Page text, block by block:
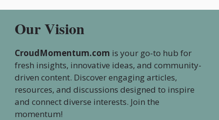
Our Vision
CroudMomentum.com is your go-to hub for
fresh insights, innovative ideas, and community-
driven content. Discover engaging articles,
resources, and discussions designed to inspire
and connect diverse interests. Join the
momentum!